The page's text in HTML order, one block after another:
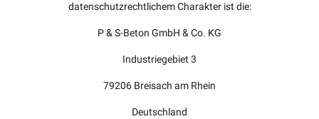
datenschutzrechtlichem Charakter ist die:
P & S-Beton GmbH & Co. KG
Industriegebiet 3
79206 Breisach am Rhein
Deutschland